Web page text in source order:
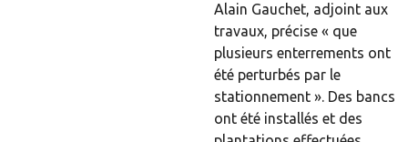
Alain Gauchet, adjoint aux
travaux, précise « que
plusieurs enterrements ont
été perturbés par le
stationnement ». Des bancs
ont été installés et des